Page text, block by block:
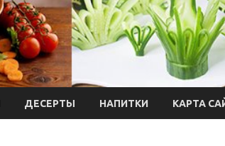
ДЕСЕРТЫ НАПИТКИ КАРТА